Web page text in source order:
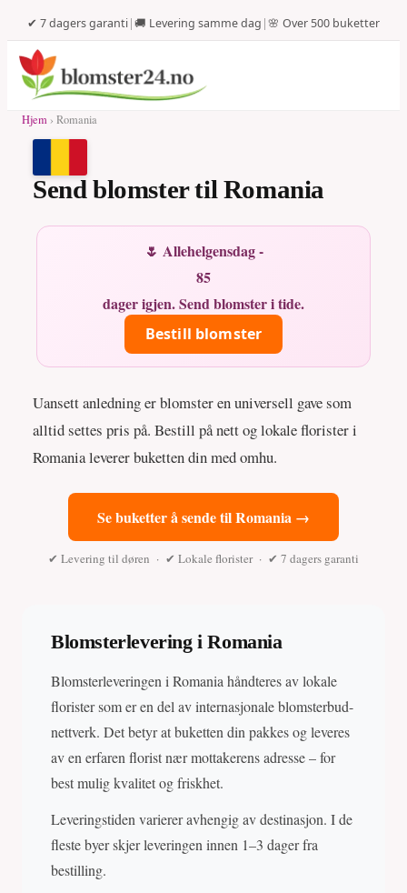
✔ 7 dagers garanti|🚚 Levering samme dag |🌸 Over 500 buketter
Hjem › Romania
Send blomster til Romania
🌷 Allehelgensdag -
85
dager igjen. Send blomster i tide.
Bestill blomster
Uansett anledning er blomster en universell gave som
alltid settes pris på. Bestill på nett og lokale florister i
Romania leverer buketten din med omhu.
Se buketter å sende til Romania →
✔ Levering til døren · ✔ Lokale florister · ✔ 7 dagers garanti
Blomsterlevering i Romania
Blomsterleveringen i Romania håndteres av lokale
florister som er en del av internasjonale blomsterbud-
nettverk. Det betyr at buketten din pakkes og leveres
av en erfaren florist nær mottakerens adresse – for
best mulig kvalitet og friskhet.
Leveringstiden varierer avhengig av destinasjon. I de
fleste byer skjer leveringen innen 1–3 dager fra
bestilling.